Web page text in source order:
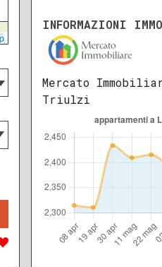
INFORMAZIONI
Mercato
Triulzi